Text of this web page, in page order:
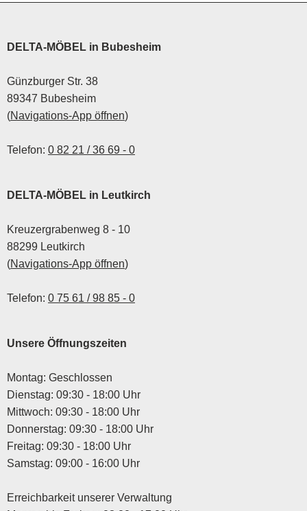
DELTA-MÖBEL in Bubesheim
Günzburger Str. 38
89347 Bubesheim
(Navigations-App öffnen)
Telefon: 0 82 21 / 36 69 - 0
DELTA-MÖBEL in Leutkirch
Kreuzergrabenweg 8 - 10
88299 Leutkirch
(Navigations-App öffnen)
Telefon: 0 75 61 / 98 85 - 0
Unsere Öffnungszeiten
Montag: Geschlossen
Dienstag: 09:30 - 18:00 Uhr
Mittwoch: 09:30 - 18:00 Uhr
Donnerstag: 09:30 - 18:00 Uhr
Freitag: 09:30 - 18:00 Uhr
Samstag: 09:00 - 16:00 Uhr
Erreichbarkeit unserer Verwaltung